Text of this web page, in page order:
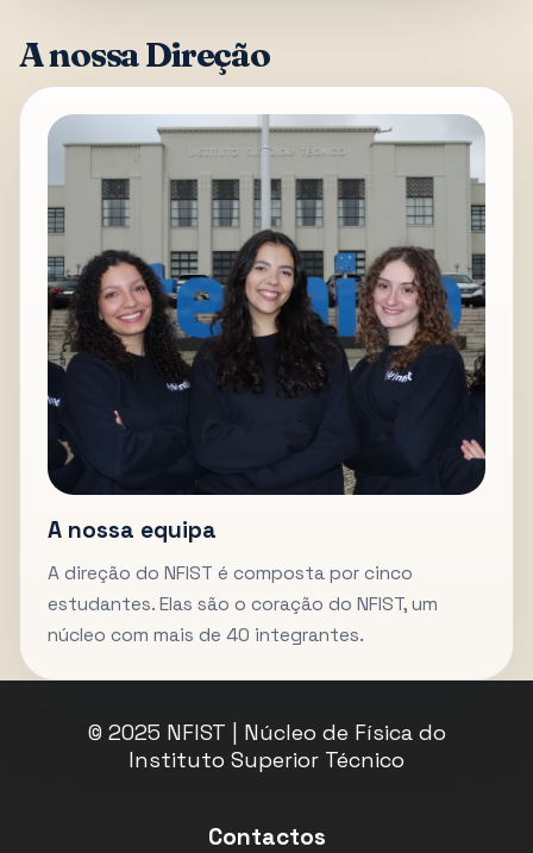
A nossa Direção
A nossa equipa
A direção do NFIST é composta por cinco
estudantes. Elas são o coração do NFIST, um
núcleo com mais de 40 integrantes.
© 2025 NFIST | Núcleo de Física do
Instituto Superior Técnico
Contactos